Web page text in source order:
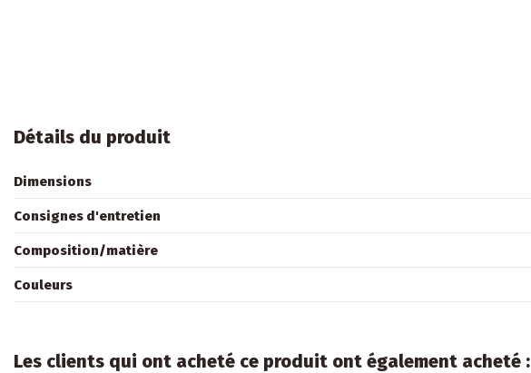
Détails du produit
Dimensions
Consignes d'entretien
Composition/matière
Couleurs
Les clients qui ont acheté ce produit ont également acheté :